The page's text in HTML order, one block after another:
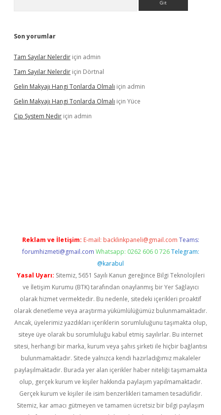
Son yorumlar
Tam Sayılar Nelerdir için admin
Tam Sayılar Nelerdir için Dörtnal
Gelin Makyajı Hangi Tonlarda Olmalı için admin
Gelin Makyajı Hangi Tonlarda Olmalı için Yüce
Çip System Nedir için admin
Reklam ve İletişim: E-mail: backlinkpaneli@gmail.com Teams:
forumhizmeti@gmail.com Whatsapp: 0262 606 0 726 Telegram:
@karabul
Yasal Uyarı: Sitemiz, 5651 Sayılı Kanun gereğince Bilgi Teknolojileri
ve İletişim Kurumu (BTK) tarafından onaylanmış bir Yer Sağlayıcı
olarak hizmet vermektedir. Bu nedenle, sitedeki içerikleri proaktif
olarak denetleme veya araştırma yükümlülüğümüz bulunmamaktadır.
Ancak, üyelerimiz yazdıkları içeriklerin sorumluluğunu taşımakta olup,
siteye üye olarak bu sorumluluğu kabul etmiş sayılırlar. Bu internet
sitesi, herhangi bir marka, kurum veya şahıs şirketi ile hiçbir bağlantısı
bulunmamaktadır. Sitede yalnızca kendi hazırladığımız makaleler
paylaşılmaktadır. Burada yer alan içerikler haber niteliği taşımamakta
olup, gerçek kurum ve kişiler hakkında paylaşım yapılmamaktadır.
Gerçek kurum ve kişiler ile isim benzerlikleri tamamen tesadüfidir.
Sitemiz, kar amacı gütmeyen ve tamamen ücretsiz bir bilgi paylaşım